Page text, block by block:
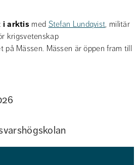
i arktis med Stefan Lundqvist, militär
krigsvetenskap
på Mässen. Mässen är öppen fram till